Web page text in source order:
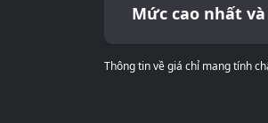
Mức cao nhất
Thông tin về giá chỉ mang tính